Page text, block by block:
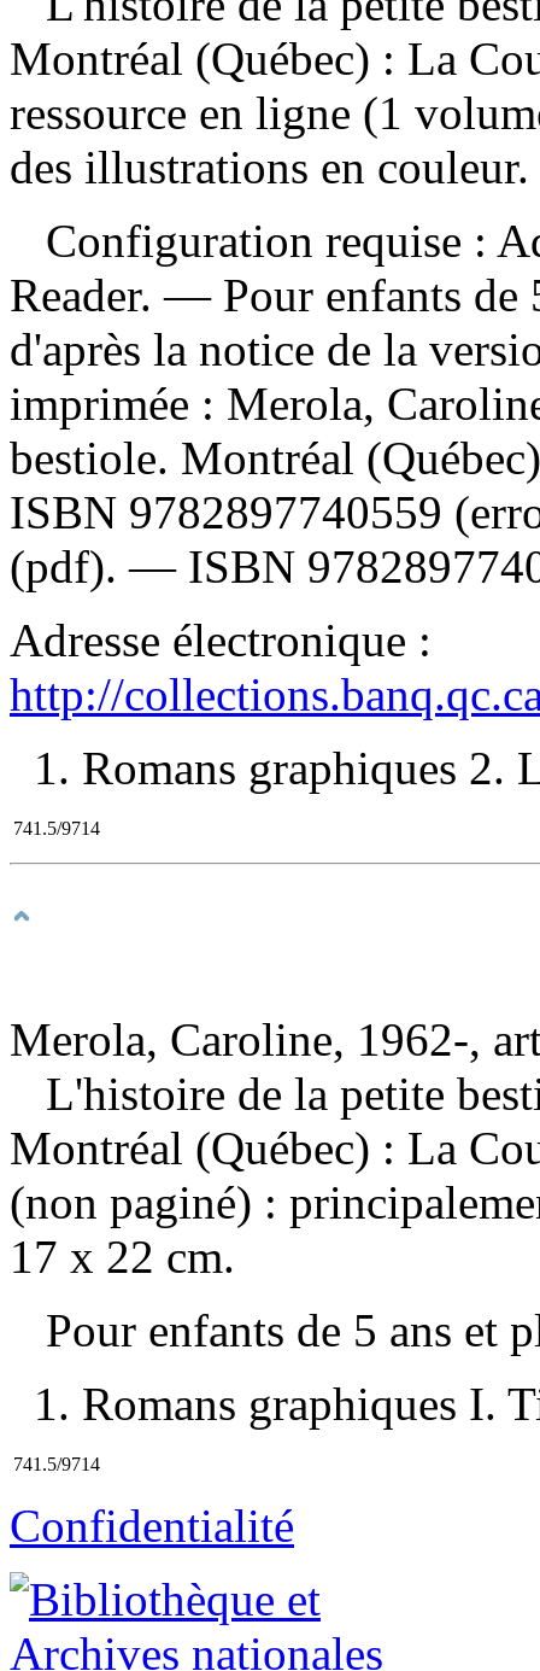
Montréal (Québec) : La
ressource en ligne (1
des illustrations en couleur.
Configuration requise :
Reader. — Pour enfants
d'après la notice de la
imprimée : Merola,
bestiole. Montréal
ISBN 9782897740559
(pdf). — ISBN
Adresse électronique :
http://
1. Romans graphiques 2.
741.5/9714
Merola, Caroline, 1962-,
L'histoire de la petite
Montréal (Québec) : La
(non paginé) :
17 x 22 cm.
Pour enfants de 5 ans et
1. Romans graphiques I.
741.5/9714
Confidentialité